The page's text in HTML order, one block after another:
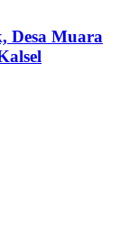
Desa Muara